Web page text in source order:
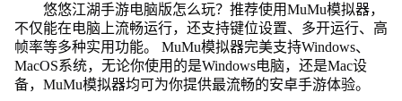
悠悠江湖手游电脑版怎么玩？推荐使用MuMu模拟器，
不仅能在电脑上流畅运行，还支持键位设置、多开运行、高
帧率等多种实用功能。 MuMu模拟器完美支持Windows、
MacOS系统，无论你使用的是Windows电脑，还是Mac设
备，MuMu模拟器均可为你提供最流畅的安卓手游体验。